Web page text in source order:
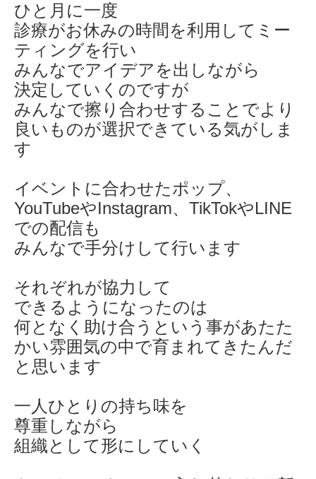
ひと月に一度
診療がお休みの時間を利用してミー
ティングを行い
みんなでアイデアを出しながら
決定していくのですが
みんなで擦り合わせすることでより
良いものが選択できている気がしま
す
イベントに合わせたポップ、
YouTubeやInstagram、TikTokやLINE
での配信も
みんなで手分けして行います
それぞれが協力して
できるようになったのは
何となく助け合うという事があたた
かい雰囲気の中で育まれてきたんだ
と思います
一人ひとりの持ち味を
尊重しながら
組織として形にしていく